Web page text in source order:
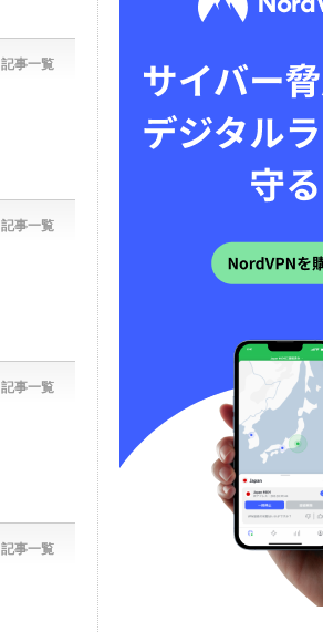
記事一覧
記事一覧
記事一覧
記事一覧